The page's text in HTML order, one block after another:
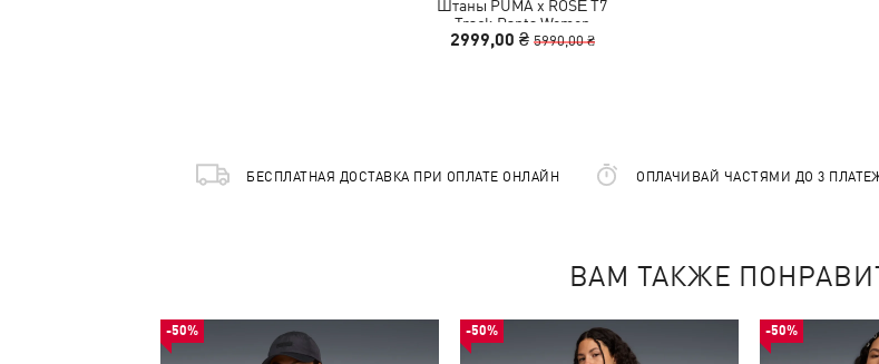
Штаны PUMA x ROSÉ T7
Track Pants Women
2999,00 ₴ 5990,00 ₴
БЕСПЛАТНАЯ ДОСТАВКА ПРИ ОПЛАТЕ ОНЛАЙН ОПЛАЧИВАЙ ЧАСТЯМИ ДО 3
ВАМ ТАКЖЕ
-50% -50% -50%